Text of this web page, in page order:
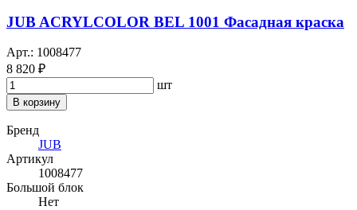
JUB ACRYLCOLOR BEL 1001 Фасадная краска
Арт.: 1008477
8 820 ₽
шт
В корзину
Бренд
JUB
Артикул
1008477
Большой блок
Нет